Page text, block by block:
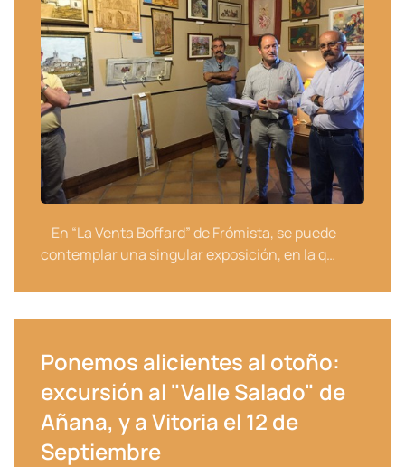
En “La Venta Boffard” de Frómista, se puede
contemplar una singular exposición, en la q…
Ponemos alicientes al otoño:
excursión al "Valle Salado" de
Añana, y a Vitoria el 12 de
Septiembre